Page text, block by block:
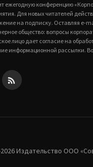
ежегодную конференцию
Для новых читателей
на подписку. Оставляя e-
общество: вопросы
лицо дает согласие на
информационной рассылки.
Издательство ООО